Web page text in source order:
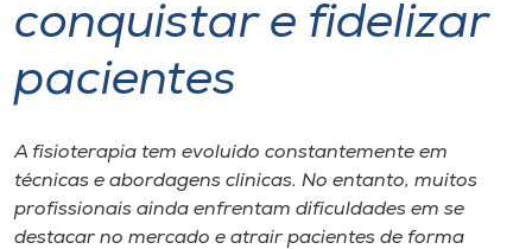
Unoesc
Internacionalização
I.nova
Diplomados
conquistar e fidelizar
pacientes
A fisioterapia tem evoluído constantemente em
técnicas e abordagens clínicas. No entanto, muitos
profissionais ainda enfrentam dificuldades em se
destacar no mercado e atrair pacientes de forma